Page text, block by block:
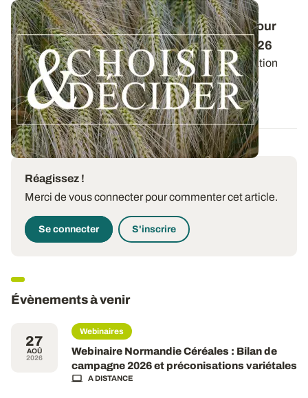
Conduite des orges d'hiver : des guides pour
réussir ses interventions au printemps 2026
Retrouvez les préconisations en matière de fertilisation
azotée et de protection des orges...
12 DÉC. 2025
Réagissez !
Merci de vous connecter pour commenter cet article.
Se connecter S'inscrire
Évènements à venir
27
AOÛ
2026
Webinaires
Webinaire Normandie Céréales : Bilan de
campagne 2026 et préconisations variétales
A DISTANCE